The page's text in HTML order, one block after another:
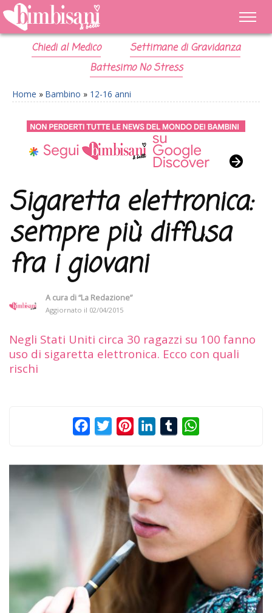
Chiedi al Medico
Settimane di Gravidanza
Battesimo No Stress
Home » Bambino » 12-16 anni
Sigaretta elettronica:
sempre più diffusa
fra i giovani
A cura di“La Redazione”
Aggiornato il 02/04/2015
Negli Stati Uniti circa 30 ragazzi su 100 fanno
uso di sigaretta elettronica. Ecco con quali
rischi
FacebookTwitterPinterestLinkedInTumblr